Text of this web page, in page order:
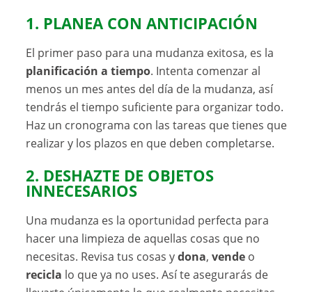
1. PLANEA CON ANTICIPACIÓN
El primer paso para una mudanza exitosa, es la
planificación a tiempo. Intenta comenzar al
menos un mes antes del día de la mudanza, así
tendrás el tiempo suficiente para organizar todo.
Haz un cronograma con las tareas que tienes que
realizar y los plazos en que deben completarse.
2. DESHAZTE DE OBJETOS
INNECESARIOS
Una mudanza es la oportunidad perfecta para
hacer una limpieza de aquellas cosas que no
necesitas. Revisa tus cosas ydona,vende o
recicla lo que ya no uses. Así te asegurarás de